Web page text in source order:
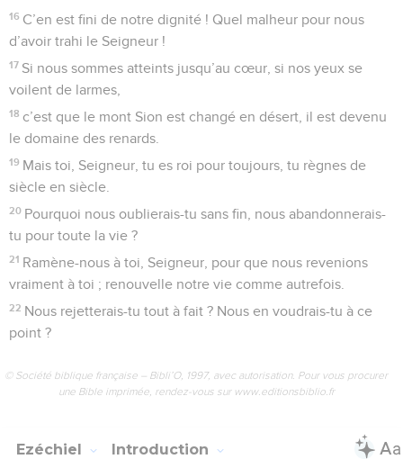
16 C’en est fini de notre dignité ! Quel malheur pour nous
d’avoir trahi le Seigneur !
17 Si nous sommes atteints jusqu’au cœur, si nos yeux se
voilent de larmes,
18 c’est que le mont Sion est changé en désert, il est devenu
le domaine des renards.
19 Mais toi, Seigneur, tu es roi pour toujours, tu règnes de
siècle en siècle.
20 Pourquoi nous oublierais-tu sans fin, nous abandonnerais-
tu pour toute la vie ?
21 Ramène-nous à toi, Seigneur, pour que nous revenions
vraiment à toi ; renouvelle notre vie comme autrefois.
22 Nous rejetterais-tu tout à fait ? Nous en voudrais-tu à ce
point ?
© Société biblique française – Bibli’O, 1997, avec autorisation. Pour vous procurer
une Bible imprimée, rendez-vous sur www.editionsbiblio.fr
Ezéchiel Introduction